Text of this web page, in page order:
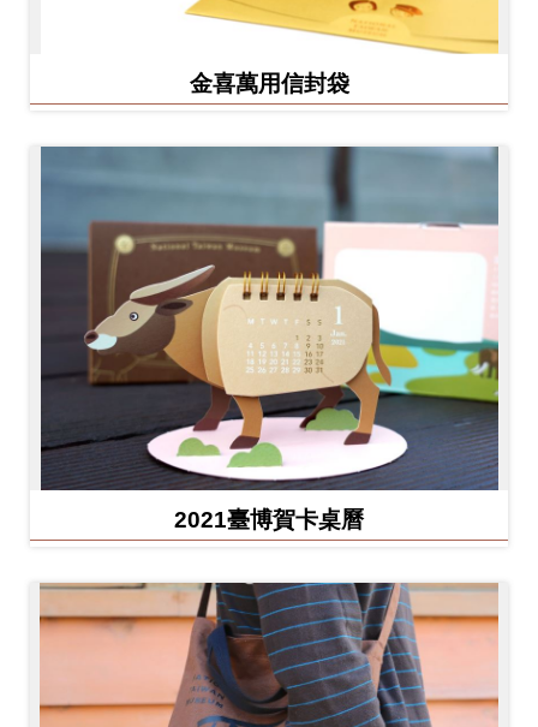
金喜萬用信封袋
2021臺博賀卡桌曆